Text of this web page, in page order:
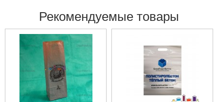
Рекомендуемые товары